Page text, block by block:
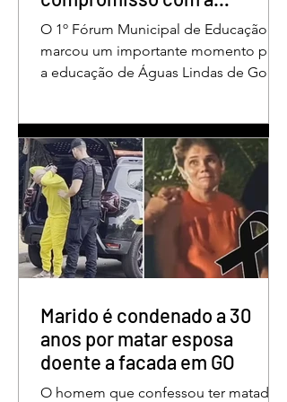
valorização dos educadores
em Águas Lindas
O 1º Fórum Municipal de Educação
marcou um importante momento para
a educação de Águas Lindas de Goiás,
para promover conhecimento,
reflexão, troca de experiências e
valorização daqueles que exercem um
papel fundamental na formação das
futuras gerações. Durante o evento, o
secretário municipal de Educação,
Denildson Oliveira, destacou que o
aos educadores muito mais do que
Marido é condenado a 30
anos por matar esposa
doente a facada em GO
O homem que confessou ter matado a